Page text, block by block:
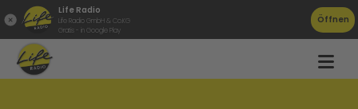
Life Radio
Life Radio GmbH & Co.KG
Gratis - in Google Play
Öffnen